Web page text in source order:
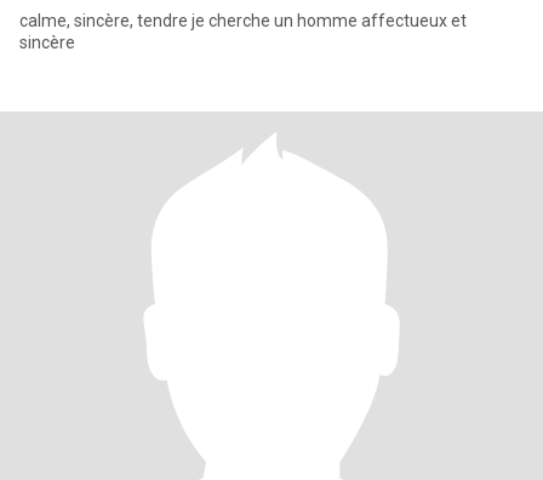
calme, sincère, tendre je cherche un homme affectueux et
sincère